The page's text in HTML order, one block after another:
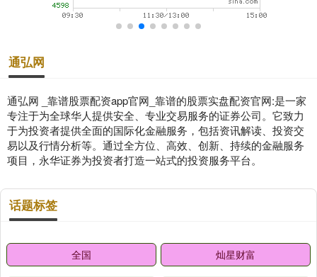
通弘网
通弘网 _靠谱股票配资app官网_靠谱的股票实盘配资官网:是一家
专注于为全球华人提供安全、专业交易服务的证券公司。它致力
于为投资者提供全面的国际化金融服务，包括资讯解读、投资交
易以及行情分析等。通过全方位、高效、创新、持续的金融服务
项目，永华证券为投资者打造一站式的投资服务平台。
话题标签
全国 灿星财富